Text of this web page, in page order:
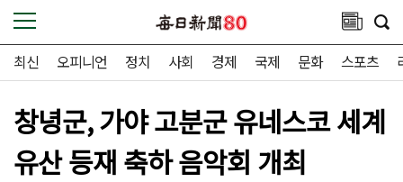
최신 오피니언 정치 사회 경제 국제 문화 스포츠
창녕군, 가야 고분군 유네스코 세계
유산 등재 축하 음악회 개최